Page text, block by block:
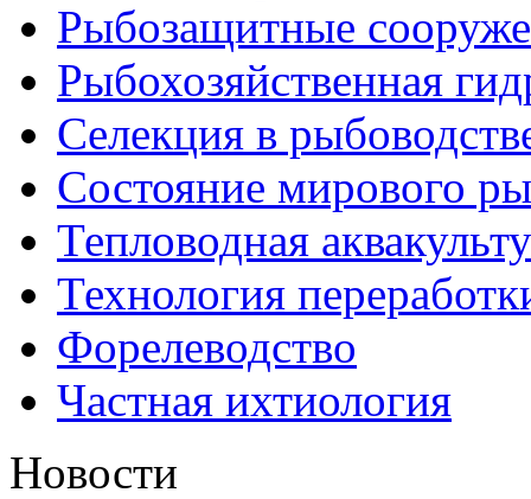
Рыбозащитные
Рыбохозяйственная
Селекция в
Состояние мирового
Тепловодная
Технология
Форелеводство
Частная ихтиология
Новости